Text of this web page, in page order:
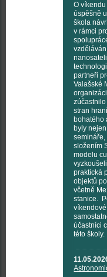
O
úspěšně
škola
v rámci
partneři
Valašské
stran
bohatého
byly
semináře,
složením
modelu
praktická
objektů
včetně
stanice.
účastníci
této školy.